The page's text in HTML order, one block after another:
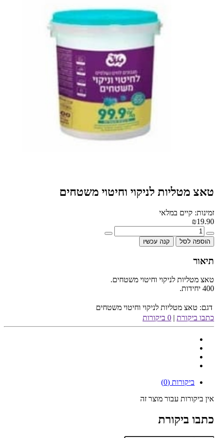
טאצ מטליות לניקוי וחיטוי משטחים
זמינות: קיים במלאי
₪19.90
הוספה לסל קנה עכשיו
תיאור
טאצ מטליות לניקוי וחיטוי משטחים.
400 יחידות.
דגם: טאצ מטליות לניקוי וחיטוי משטחים
כתבו ביקורת | 0 ביקורות
ביקורות (0)
אין ביקורות עבור מוצר זה
כתבו ביקורת